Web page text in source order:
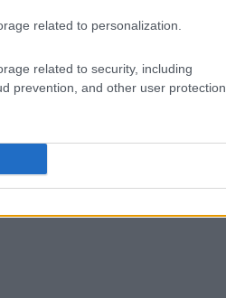
related to personalization.
related to security, including
prevention, and other user protection.
del traffico, che ha
l’incrocio
incidentati. Chi di voi ha
essere frustrante!